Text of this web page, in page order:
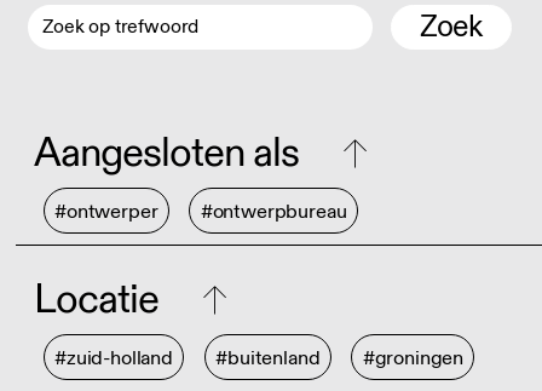
Zoek
Aangesloten als
#ontwerper #ontwerpbureau
Locatie
#zuid-holland #buitenland #groningen